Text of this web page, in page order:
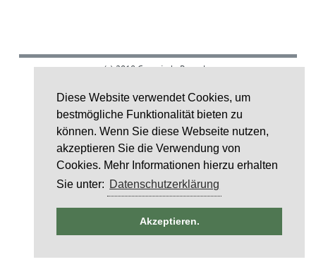
Diese Website verwendet Cookies, um
bestmögliche Funktionalität bieten zu
können. Wenn Sie diese Webseite nutzen,
akzeptieren Sie die Verwendung von
Cookies. Mehr Informationen hierzu erhalten
Sie unter: Datenschutzerklärung
Akzeptieren.
(c) 2018 Gemeinde Rumohr.
Layoutcredit by HTML5 UP